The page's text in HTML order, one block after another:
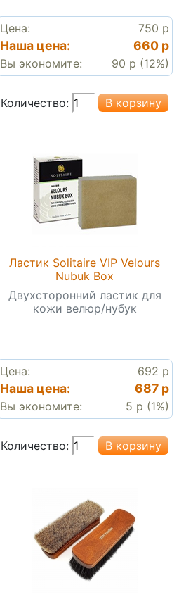
Цена: 750 р
Наша цена: 660 р
Вы экономите: 90 р (12%)
Количество:
Ластик Solitaire VIP Velours
Nubuk Box
Двухсторонний ластик для
кожи велюр/нубук
Цена: 692 р
Наша цена: 687 р
Вы экономите: 5 р (1%)
Количество: